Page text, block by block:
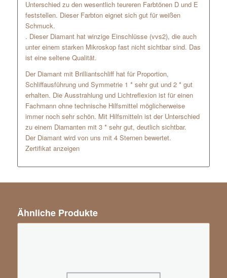
Unterschied zu den wesentlich teureren Farbtönen D und E
feststellen. Dieser Farbton eignet sich gut für weißen
Schmuck.
. Dieser Diamant hat winzige Einschlüsse (vvs2), die auch
unter einem starken Mikroskop fast nicht sichtbar sind. Das
ist eine seltene Qualität.
Der Diamant mit Brilliantschliff hat für Proportion,
Schliffausführung und Symmetrie 1 * sehr gut und 2 * gut
erhalten. Die Ausstrahlung und Lichtreflexion ist für einen
Fachmann ohne technische Hilfsmittel möglicherweise
immer noch sehr schön. Mit Hilfsmitteln ist der Unterschied
zu einem Diamanten mit 3 * sehr gut, deutlich sichtbar.
Der Diamant wird von uns mit 4 Sternen bewertet.
Zertifikat anzeigen
Ähnliche Produkte